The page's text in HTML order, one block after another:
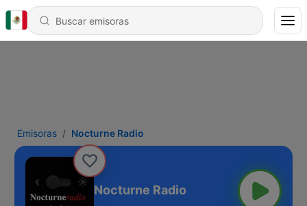
Emisoras Nocturne Radio
Nocturne Radio